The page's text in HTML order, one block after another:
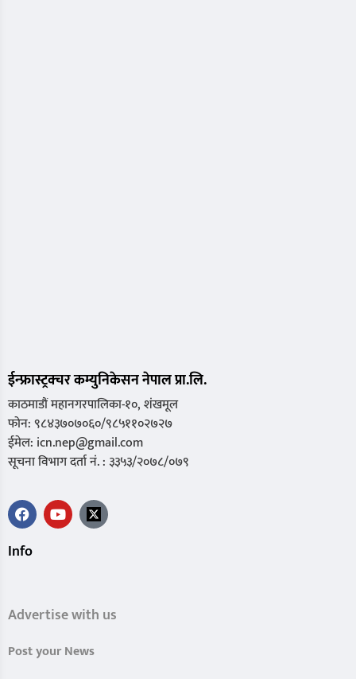
ईन्फ्रास्ट्रक्चर कम्युनिकेसन नेपाल प्रा.लि.
काठमाडौं महानगरपालिका-१०, शंखमूल
फोन: ९८४३७०७०६०/९८५११०२७२७
ईमेल: icn.nep@gmail.com
सूचना विभाग दर्ता नं. : ३३५३/२०७८/०७९
Info
Advertise with us
Post your News